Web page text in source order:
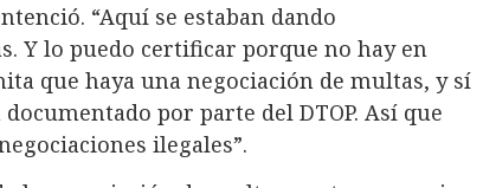
“Aquí se estaban dando
Y lo puedo certificar porque no hay en
que haya una negociación de multas, y sí
por parte del DTOP. Así que
ilegales”.